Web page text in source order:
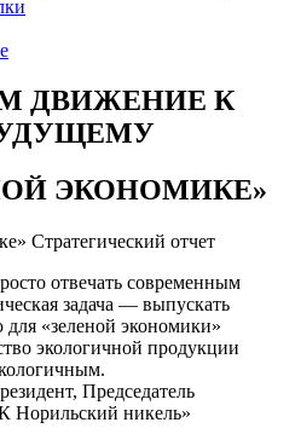
ДВИЖЕНИЕ К
ЭКОНОМИКЕ»
Стратегический отчет
отвечать современным
задача — выпускать
«зеленой экономики»
экологичной продукции
Председатель
никель»